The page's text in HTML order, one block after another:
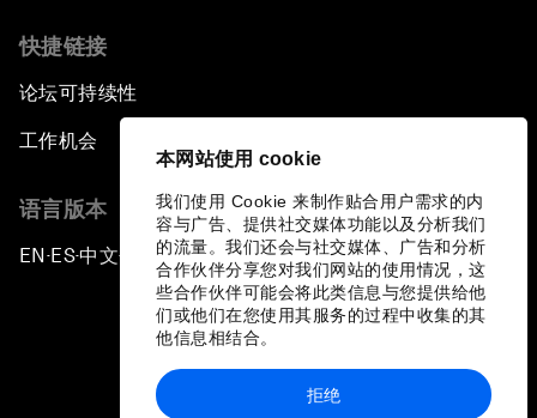
本网站使用 cookie
我们使用 Cookie 来制作贴合用户需求的内
容与广告、提供社交媒体功能以及分析我们
的流量。我们还会与社交媒体、广告和分析
合作伙伴分享您对我们网站的使用情况，这
些合作伙伴可能会将此类信息与您提供给他
们或他们在您使用其服务的过程中收集的其
他信息相结合。
拒绝
快捷链接
论坛可持续性
工作机会
语言版本
EN ▪ES▪中文▪ 日本語